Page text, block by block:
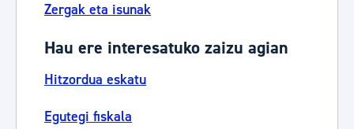
Zergak eta isunak
Hau ere interesatuko zaizu agian
Hitzordua eskatu
Egutegi fiskala